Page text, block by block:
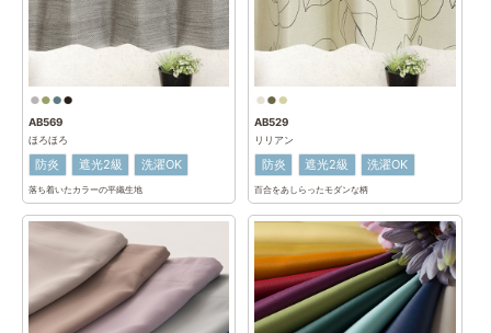
AB569
ほろほろ
防炎 遮光2級 洗濯OK
落ち着いたカラーの平織生地
AB529
リリアン
防炎 遮光2級 洗濯OK
百合をあしらったモダンな柄